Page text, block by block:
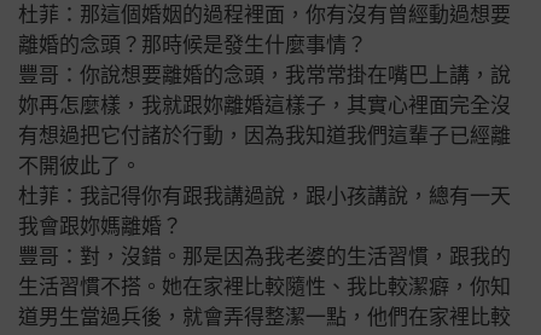
杜菲：那這個婚姻的過程裡面，你有沒有曾經動過想要
離婚的念頭？那時候是發生什麼事情？
豐哥：你說想要離婚的念頭，我常常掛在嘴巴上講，說
妳再怎麼樣，我就跟妳離婚這樣子，其實心裡面完全沒
有想過把它付諸於行動，因為我知道我們這輩子已經離
不開彼此了。
杜菲：我記得你有跟我講過說，跟小孩講說，總有一天
我會跟妳媽離婚？
豐哥：對，沒錯。那是因為我老婆的生活習慣，跟我的
生活習慣不搭。她在家裡比較隨性、我比較潔癖，你知
道男生當過兵後，就會弄得整潔一點，他們在家裡比較